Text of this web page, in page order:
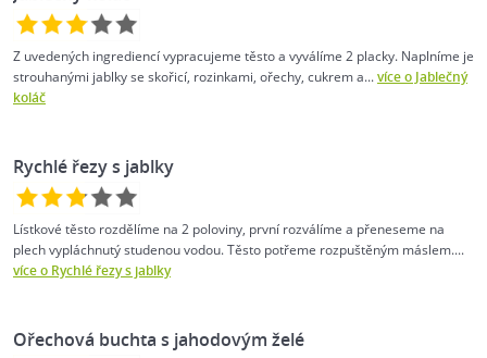
Z uvedených ingrediencí vypracujeme těsto a vyválíme 2 placky. Naplníme je
strouhanými jablky se skořicí, rozinkami, ořechy, cukrem a...více o Jablečný
koláč
Rychlé řezy s jablky
Lístkové těsto rozdělíme na 2 poloviny, první rozválíme a přeneseme na
plech vypláchnutý studenou vodou. Těsto potřeme rozpuštěným máslem....
více o Rychlé řezy s jablky
Ořechová buchta s jahodovým želé